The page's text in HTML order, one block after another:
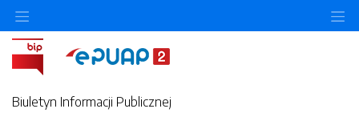
Biuletyn Informacji Publicznej